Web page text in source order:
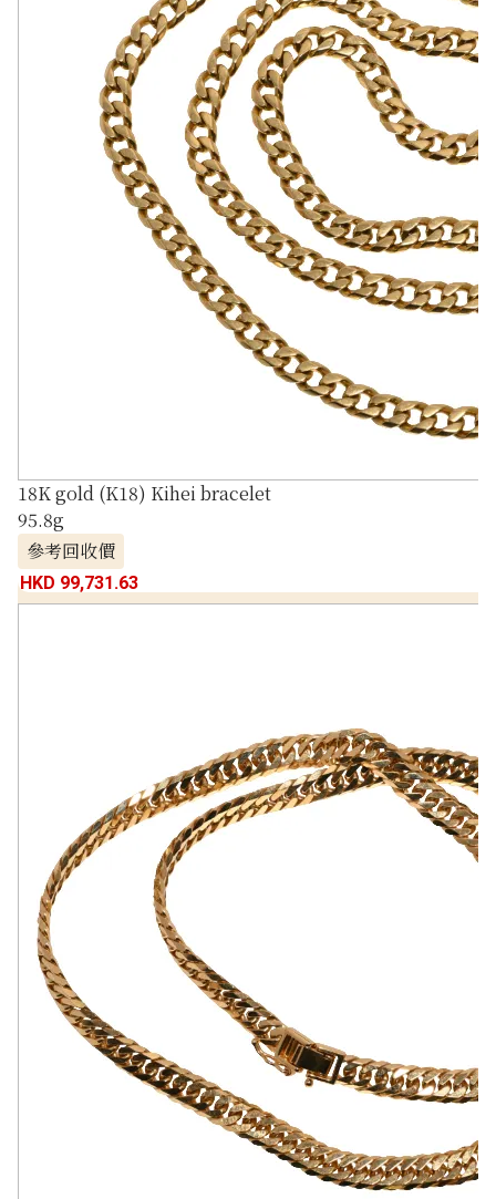
18K gold (K18) Kihei bracelet
95.8g
參考回收價
HKD 99,731.63